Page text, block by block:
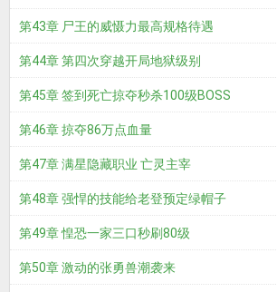
第43章 尸王的威慑力最高规格待遇
第44章 第四次穿越开局地狱级别
第45章 签到死亡掠夺秒杀100级BOSS
第46章 掠夺86万点血量
第47章 满星隐藏职业 亡灵主宰
第48章 强悍的技能给老登预定绿帽子
第49章 惶恐一家三口秒刷80级
第50章 激动的张勇兽潮袭来